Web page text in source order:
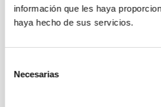
información que les haya
haya hecho de sus servicios.
Necesarias
Artika, Miss Artika, Artika Wood, Miss Artika Wood